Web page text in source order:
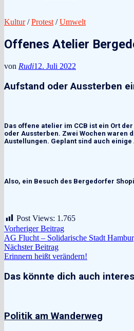
Kultur/Protest /Umwelt
Offenes Atelier
von Rudi12. Juli 2022
Aufstand oder Aussterben
Das offene atelier im CCB ist ein Ort
oder Aussterben. Zwei Wochen waren
Austellungen. Geplant sind auch
Also, ein Besuch des Bergedorfer
Post Views: 1.765
Beitragsnavigation
Vorheriger BeitragVorheriger
Beitrag:
AG Flucht – Solidarische Stadt
Nächster BeitragNächster
Beitrag:
Erinnern heißt verändern!
Das könnte dich auch
Politik am Wanderweg